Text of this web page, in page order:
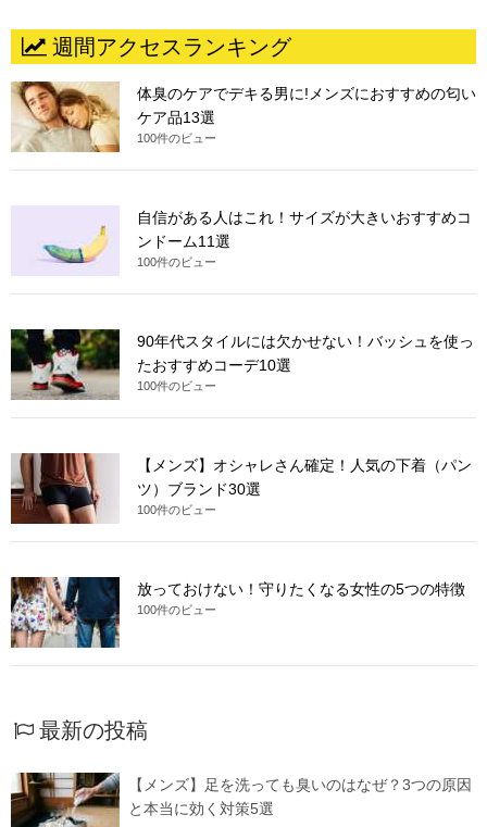
週間アクセスランキング
体臭のケアでデキる男に!メンズにおすすめの匂い
ケア品13選
100件のビュー
自信がある人はこれ！サイズが大きいおすすめコ
ンドーム11選
100件のビュー
90年代スタイルには欠かせない！バッシュを使っ
たおすすめコーデ10選
100件のビュー
【メンズ】オシャレさん確定！人気の下着（パン
ツ）ブランド30選
100件のビュー
放っておけない！守りたくなる女性の5つの特徴
100件のビュー
最新の投稿
【メンズ】足を洗っても臭いのはなぜ？3つの原因
と本当に効く対策5選